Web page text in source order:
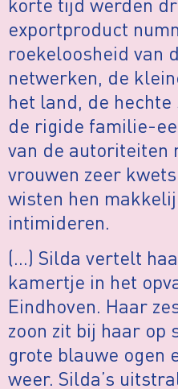
exportproduct
roekeloosheid van
netwerken, de
het land, de
de rigide familie-
van de autoriteiten
vrouwen zeer
wisten hen
intimideren.
(…) Silda vertelt
kamertje in het
Eindhoven. Haar
zoon zit bij haar op
grote blauwe ogen
weer. Silda’s